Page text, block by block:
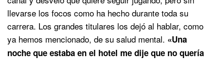
llevarse los focos como ha hecho durante toda su
carrera. Los grandes titulares los dejó al hablar, como
ya hemos mencionado, de su salud mental. «Una
noche que estaba en el hotel me dije que no quería